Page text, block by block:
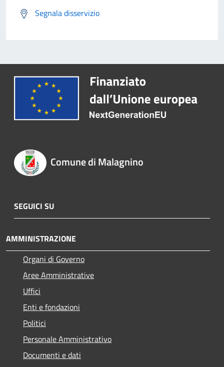
Segnala disservizio
Comune di Malagnino
SEGUICI SU
AMMINISTRAZIONE
Organi di Governo
Aree Amministrative
Uffici
Enti e fondazioni
Politici
Personale Amministrativo
Documenti e dati